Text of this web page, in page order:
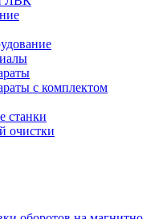
с комплектом
станки
очистки